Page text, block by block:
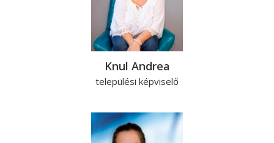
Knul Andrea
települési képviselő